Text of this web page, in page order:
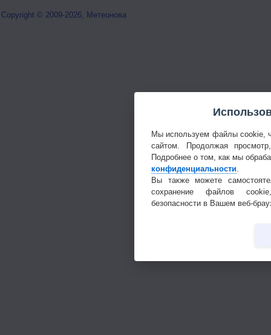
Copyright © 2009-2026, Метеонова
Мы используем файлы cookie,
сайтом. Продолжая
Подробнее о том, как мы
конфиденциальности.
Вы также можете
сохранение файлов
безопасности в Вашем веб-